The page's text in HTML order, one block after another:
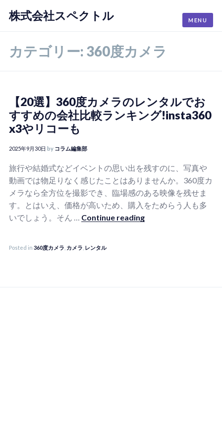
Skip株式会社スペクトル MENU
カテゴリー: 360度カメラ
【20選】360度カメラのレンタルでお
すすめの会社比較ランキング!insta360
x3やリコーも
2025年9月30日 by コラム編集部
旅行や結婚式などイベントの思い出を残すのに、写真や
動画では物足りなく感じたことはありませんか。360度カ
メラなら全方位を撮影でき、臨場感のある映像を残せま
す。とはいえ、価格が高いため、購入をためらう人も多
いでしょう。そん … Continue reading【20選】360度カメ
Posted in 360度カメラ カメラ レンタル